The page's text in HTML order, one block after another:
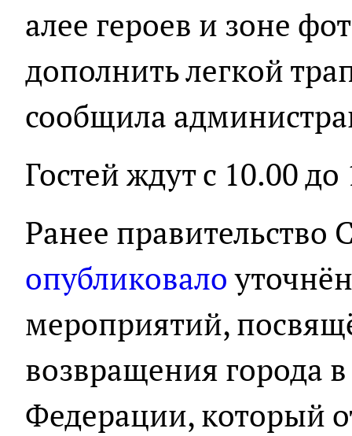
алее героев и зоне
дополнить легкой
сообщила
Гостей ждут с 10.00
Ранее правительство
опубликовало
мероприятий,
возвращения города
Федерации, который